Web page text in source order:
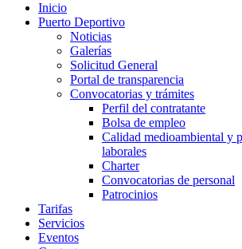
Inicio
Puerto Deportivo
Noticias
Galerías
Solicitud General
Portal de transparencia
Convocatorias y trámites
Perfil del contratante
Bolsa de empleo
Calidad medioambiental y
laborales
Charter
Convocatorias de personal
Patrocinios
Tarifas
Servicios
Eventos